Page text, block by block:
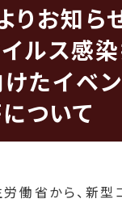
りお知ら
ルス感
たイベ
ついて
労働省から、新